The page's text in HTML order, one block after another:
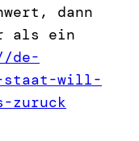
dann
als ein
de-
staat-will-
zuruck